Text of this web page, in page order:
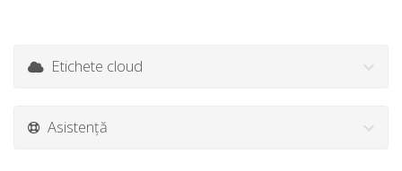
Etichete cloud
Asistență